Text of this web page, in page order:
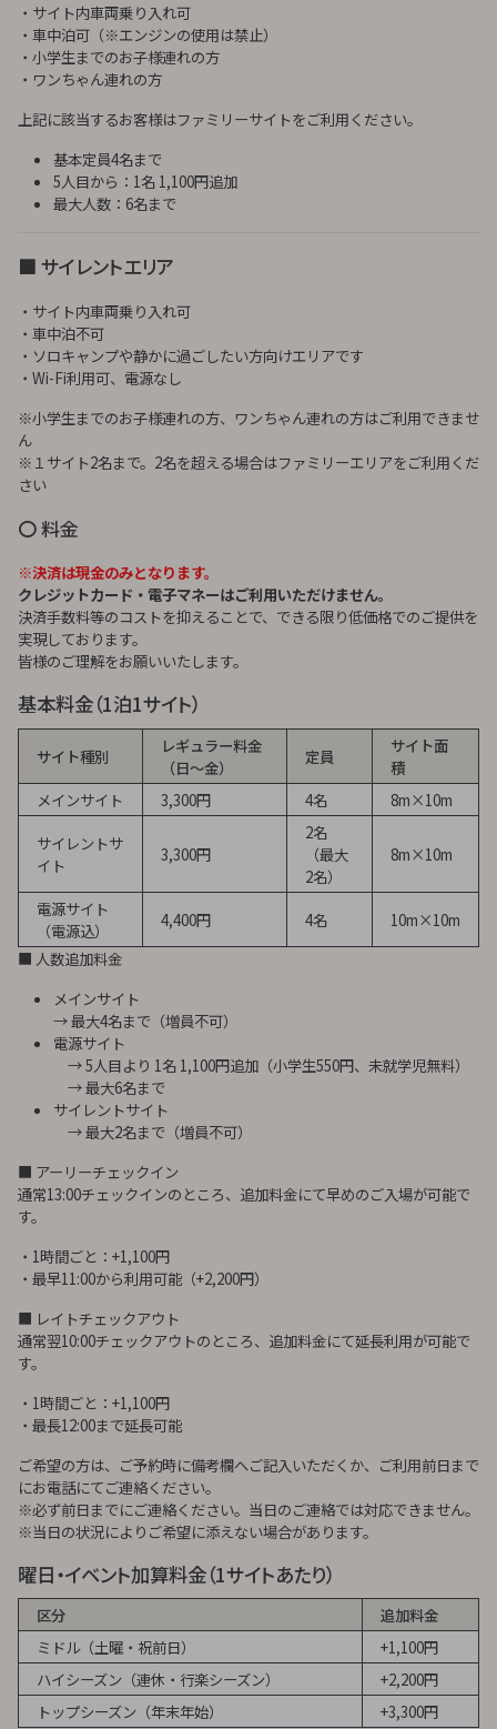
・サイト内車両乗り入れ可
・車中泊可（※エンジンの使用は禁止）
・小学生までのお子様連れの方
・ワンちゃん連れの方
上記に該当するお客様はファミリーサイトをご利用ください。
基本定員4名まで
5人目から：1名 1,100円追加
最大人数：6名まで
■ サイレントエリア
・サイト内車両乗り入れ可
・車中泊不可
・ソロキャンプや静かに過ごしたい方向けエリアです
・Wi-Fi利用可、電源なし
※小学生までのお子様連れの方、ワンちゃん連れの方はご利用できませ
ん
※１サイト2名まで。2名を超える場合はファミリーエリアをご利用くだ
さい
〇 料金
※決済は現金のみとなります。
クレジットカード・電子マネーはご利用いただけません。
決済手数料等のコストを抑えることで、できる限り低価格でのご提供を
実現しております。
皆様のご理解をお願いいたします。
基本料金（1泊1サイト）
サイト種別
レギュラー料金
（日～金）
定員
サイト面
積
メインサイト
3,300円 4名
8m×10m
サイレントサ
イト
3,300円
2名
（最大
2名）
8m×10m
電源サイト
（電源込）
4,400円 4名
10m×10m
■ 人数追加料金
メインサイト
→ 最大4名まで（増員不可）
電源サイト
→ 5人目より 1名 1,100円追加（小学生550円、未就学児無料）
→ 最大6名まで
サイレントサイト
→ 最大2名まで（増員不可）
■ アーリーチェックイン
通常13:00チェックインのところ、追加料金にて早めのご入場が可能で
す。
・1時間ごと：+1,100円
・最早11:00から利用可能（+2,200円）
■ レイトチェックアウト
通常翌10:00チェックアウトのところ、追加料金にて延長利用が可能で
す。
・1時間ごと：+1,100円
・最長12:00まで延長可能
ご希望の方は、ご予約時に備考欄へご記入いただくか、ご利用前日まで
にお電話にてご連絡ください。
※必ず前日までにご連絡ください。当日のご連絡では対応できません。
※当日の状況によりご希望に添えない場合があります。
曜日・イベント加算料金（1サイトあたり）
区分
追加料金
ミドル（土曜・祝前日）
+1,100円
ハイシーズン（連休・行楽シーズン）
+2,200円
トップシーズン（年末年始）
+3,300円